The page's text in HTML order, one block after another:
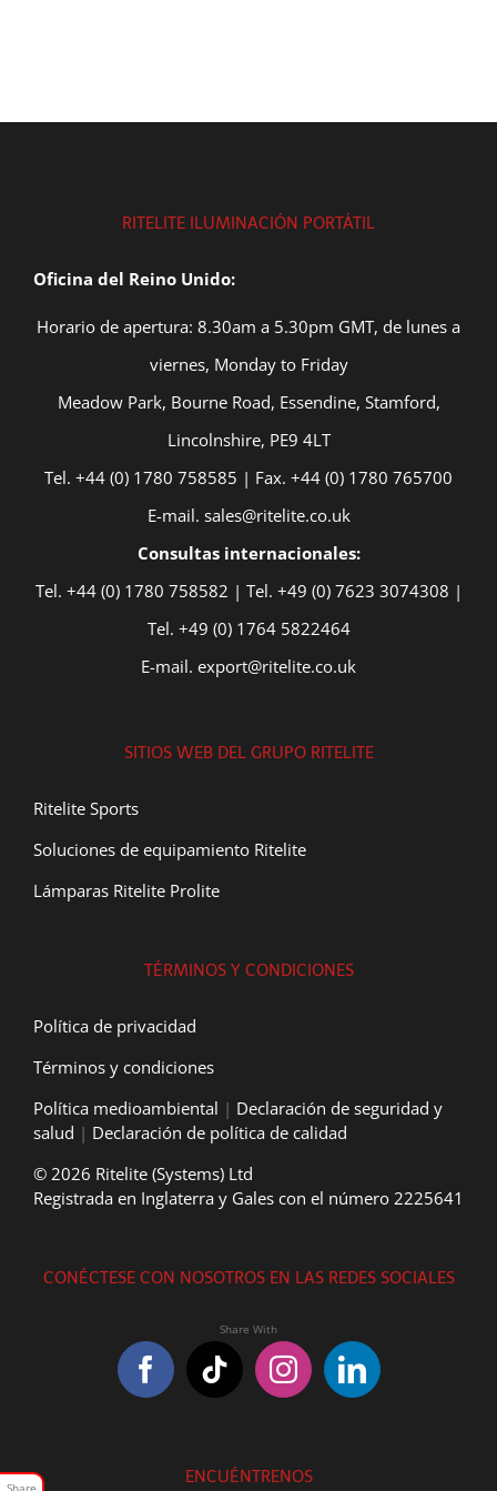
RITELITE ILUMINACIÓN PORTÁTIL
Oficina del Reino Unido:
Horario de apertura: 8.30am a 5.30pm GMT, de lunes a
viernes, Monday to Friday
Meadow Park, Bourne Road, Essendine, Stamford,
Lincolnshire, PE9 4LT
Tel. +44 (0) 1780 758585 | Fax. +44 (0) 1780 765700
E-mail. sales@ritelite.co.uk
Consultas internacionales:
Tel. +44 (0) 1780 758582 | Tel. +49 (0) 7623 3074308 |
Tel. +49 (0) 1764 5822464
E-mail. export@ritelite.co.uk
SITIOS WEB DEL GRUPO RITELITE
Ritelite Sports
Soluciones de equipamiento Ritelite
Lámparas Ritelite Prolite
TÉRMINOS Y CONDICIONES
Política de privacidad
Términos y condiciones
Política medioambiental | Declaración de seguridad y
salud | Declaración de política de calidad
© 2026 Ritelite (Systems) Ltd
Registrada en Inglaterra y Gales con el número 2225641
CONÉCTESE CON NOSOTROS EN LAS REDES SOCIALES
ENCUÉNTRENOS